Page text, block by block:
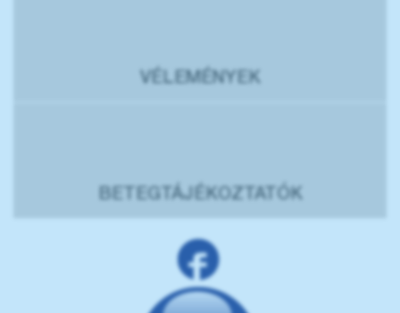
VÉLEMÉNYEK
BETEGTÁJÉKOZTATÓK